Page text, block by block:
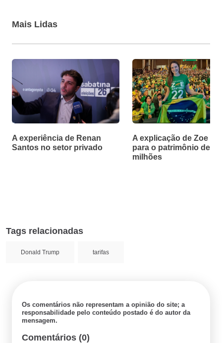
Mais Lidas
A experiência de Renan
Santos no setor privado
A explicação de Zoe
para o patrimônio de
milhões
Tags relacionadas
Donald Trump tarifas
Os comentários não representam a opinião do site; a
responsabilidade pelo conteúdo postado é do autor da
mensagem.
Comentários (0)